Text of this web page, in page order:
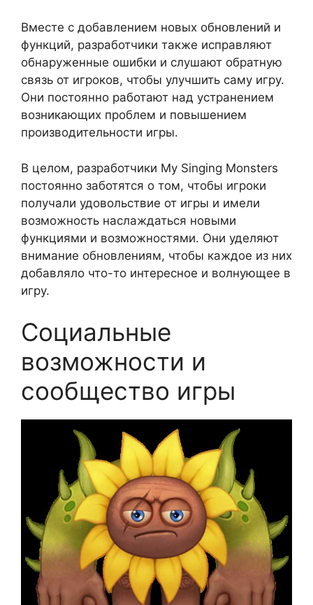
Вместе с добавлением новых обновлений и
функций, разработчики также исправляют
обнаруженные ошибки и слушают обратную
связь от игроков, чтобы улучшить саму игру.
Они постоянно работают над устранением
возникающих проблем и повышением
производительности игры.
В целом, разработчики My Singing Monsters
постоянно заботятся о том, чтобы игроки
получали удовольствие от игры и имели
возможность наслаждаться новыми
функциями и возможностями. Они уделяют
внимание обновлениям, чтобы каждое из них
добавляло что-то интересное и волнующее в
игру.
Социальные
возможности и
сообщество игры